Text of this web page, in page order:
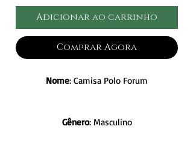
Adicionar ao carrinho
Comprar Agora
Nome: Camisa Polo Forum
Gênero: Masculino